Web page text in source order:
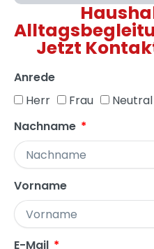
Jetzt
Anrede
Herr
Frau
Neutral
Nachname
Vorname
E-Mail